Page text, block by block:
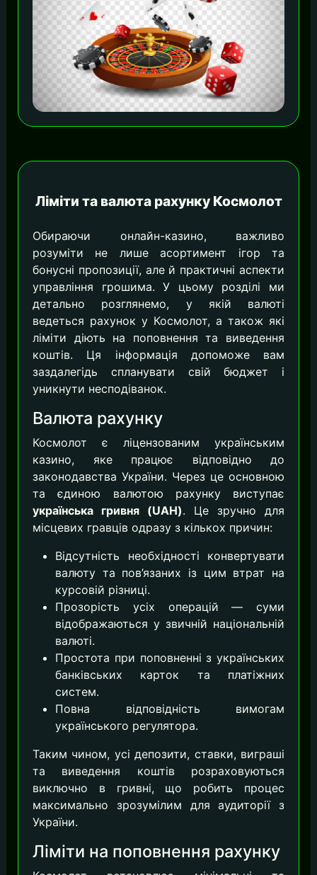
Ліміти та валюта рахунку Космолот
Обираючи онлайн-казино, важливо
розуміти не лише асортимент ігор та
бонусні пропозиції, але й практичні аспекти
управління грошима. У цьому розділі ми
детально розглянемо, у якій валюті
ведеться рахунок у Космолот, а також які
ліміти діють на поповнення та виведення
коштів. Ця інформація допоможе вам
заздалегідь спланувати свій бюджет і
уникнути несподіванок.
Валюта рахунку
Космолот є ліцензованим українським
казино, яке працює відповідно до
законодавства України. Через це основною
та єдиною валютою рахунку виступає
українська гривня (UAH). Це зручно для
місцевих гравців одразу з кількох причин:
Відсутність необхідності конвертувати
валюту та пов’язаних із цим втрат на
курсовій різниці.
Прозорість усіх операцій — суми
відображаються у звичній національній
валюті.
Простота при поповненні з українських
банківських карток та платіжних
систем.
Повна відповідність вимогам
українського регулятора.
Таким чином, усі депозити, ставки, виграші
та виведення коштів розраховуються
виключно в гривні, що робить процес
максимально зрозумілим для аудиторії з
України.
Ліміти на поповнення рахунку